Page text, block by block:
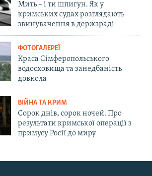
Мить – і ти шпигун. Як у
кримських судах розглядають
звинувачення в держзраді
ФОТОГАЛЕРЕЇ
Краса Сімферопольського
водосховища та занедбаність
довкола
ВІЙНА ТА КРИМ
Сорок днів, сорок ночей. Про
результати кримської операції з
примусу Росії до миру